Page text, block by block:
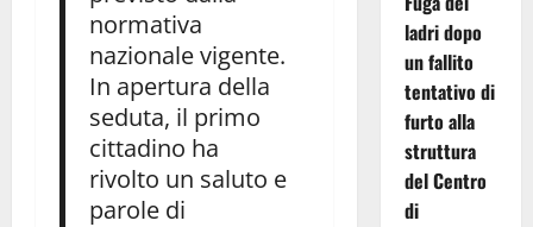
normativa
nazionale vigente.
In apertura della
seduta, il primo
cittadino ha
rivolto un saluto e
parole di
ladri dopo
un fallito
tentativo di
furto alla
struttura
del Centro
di